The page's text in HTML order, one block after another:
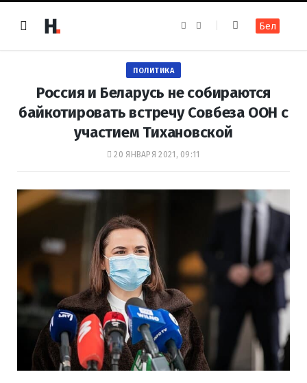
e
k
t
a
m
Бел
ПОЛИТИКА
Россия и Беларусь не собираются
байкотировать встречу Совбеза ООН с
участием Тихановской
20 ЯНВАРЯ 2021, 09:11